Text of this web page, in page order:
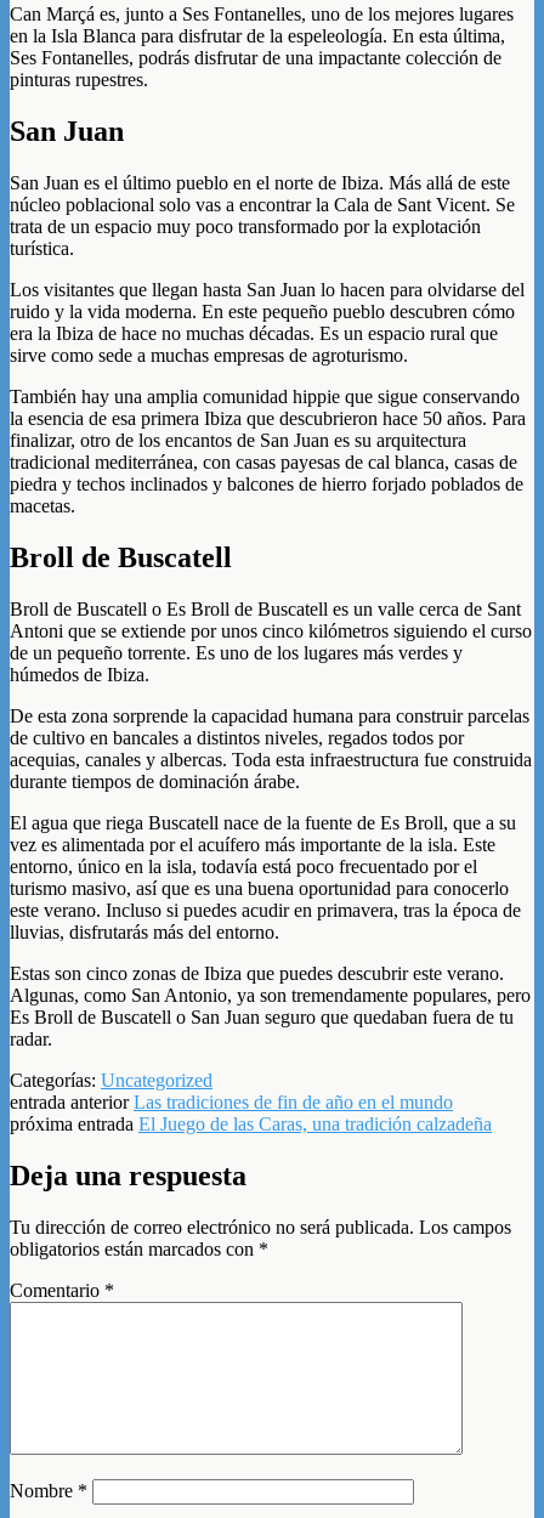
Can Marçá es, junto a Ses Fontanelles, uno de los mejores lugares
en la Isla Blanca para disfrutar de la espeleología. En esta última,
Ses Fontanelles, podrás disfrutar de una impactante colección de
pinturas rupestres.
San Juan
San Juan es el último pueblo en el norte de Ibiza. Más allá de este
núcleo poblacional solo vas a encontrar la Cala de Sant Vicent. Se
trata de un espacio muy poco transformado por la explotación
turística.
Los visitantes que llegan hasta San Juan lo hacen para olvidarse del
ruido y la vida moderna. En este pequeño pueblo descubren cómo
era la Ibiza de hace no muchas décadas. Es un espacio rural que
sirve como sede a muchas empresas de agroturismo.
También hay una amplia comunidad hippie que sigue conservando
la esencia de esa primera Ibiza que descubrieron hace 50 años. Para
finalizar, otro de los encantos de San Juan es su arquitectura
tradicional mediterránea, con casas payesas de cal blanca, casas de
piedra y techos inclinados y balcones de hierro forjado poblados de
macetas.
Broll de Buscatell
Broll de Buscatell o Es Broll de Buscatell es un valle cerca de Sant
Antoni que se extiende por unos cinco kilómetros siguiendo el curso
de un pequeño torrente. Es uno de los lugares más verdes y
húmedos de Ibiza.
De esta zona sorprende la capacidad humana para construir parcelas
de cultivo en bancales a distintos niveles, regados todos por
acequias, canales y albercas. Toda esta infraestructura fue construida
durante tiempos de dominación árabe.
El agua que riega Buscatell nace de la fuente de Es Broll, que a su
vez es alimentada por el acuífero más importante de la isla. Este
entorno, único en la isla, todavía está poco frecuentado por el
turismo masivo, así que es una buena oportunidad para conocerlo
este verano. Incluso si puedes acudir en primavera, tras la época de
lluvias, disfrutarás más del entorno.
Estas son cinco zonas de Ibiza que puedes descubrir este verano.
Algunas, como San Antonio, ya son tremendamente populares, pero
Es Broll de Buscatell o San Juan seguro que quedaban fuera de tu
radar.
Categorías: Uncategorized
entrada anteriorLas tradiciones de fin de año en el mundo
próxima entrada El Juego de las Caras, una tradición calzadeña
Deja una respuesta
Tu dirección de correo electrónico no será publicada. Los campos
obligatorios están marcados con *
Comentario *
Nombre *